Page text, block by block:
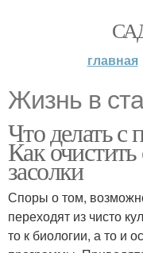
главная
Жизнь в
Что делать с
Как
засолки
Споры о том,
переходят из чисто
то к биологии, а то и